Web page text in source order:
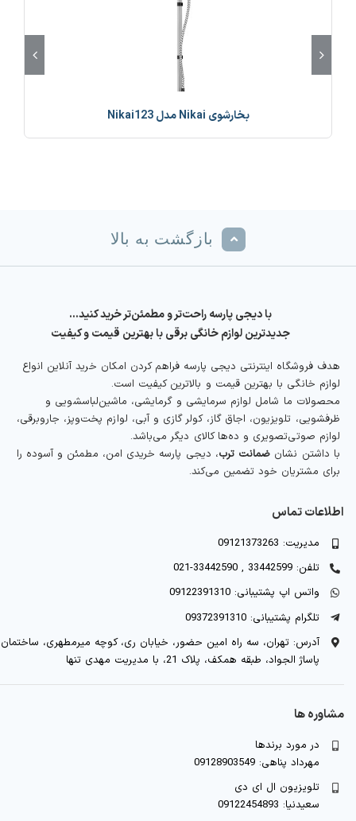
بخارشوی Nikai مدل Nikai123
بازگشت به بالا
با دیجی پارسه راحت‌تر و مطمئن‌تر خرید کنید…
جدیدترین لوازم خانگی برقی با بهترین قیمت و کیفیت
هدف فروشگاه اینترنتی دیجی پارسه فراهم کردن امکان خرید آنلاین انواع
لوازم خانگی با بهترین قیمت و بالاترین کیفیت است.
محصولات ما شامل لوازم سرمایشی و گرمایشی، ماشین‌لباسشویی و
ظرفشویی، تلویزیون، اجاق گاز، کولر گازی و آبی، لوازم پخت‌وپز، جاروبرقی،
لوازم صوتی‌تصویری و ده‌ها کالای دیگر می‌باشد.
با داشتن نشان ضمانت ترب، دیجی پارسه خریدی امن، مطمئن و آسوده را
برای مشتریان خود تضمین می‌کند.
اطلاعات تماس
مدیریت: 09121373263
تلفن: 33442599 , 33442590-021
واتس اپ پشتیبانی: 09122391310
تلگرام پشتیبانی: 09372391310
آدرس: تهران، سه راه امین حضور، خیابان ری، کوچه میرمطهری، ساختمان
پاساژ الجواد، طبقه همکف، پلاک 21، با مدیریت مهدی تنها
مشاوره ها
در مورد برندها
مهرداد پناهی: 09128903549
تلویزیون ال ای دی
سعیدنیا: 09122454893